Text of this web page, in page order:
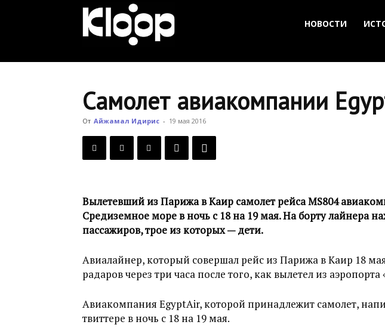
Новости
НОВОСТИ
Самолет авиакомпании
От Айжамал Идирис - 19 мая 2016
Вылетевший из Парижа в Каир самолет рейса MS804
Средиземное море в ночь с 18 на 19 мая. На борту лайнера
пассажиров, трое из которых — дети.
Авиалайнер, который совершал рейс из Парижа в Каир 18
радаров через три часа после того, как вылетел из
Авиакомпания EgyptAir, которой принадлежит самолет,
твиттере в ночь с 18 на 19 мая.